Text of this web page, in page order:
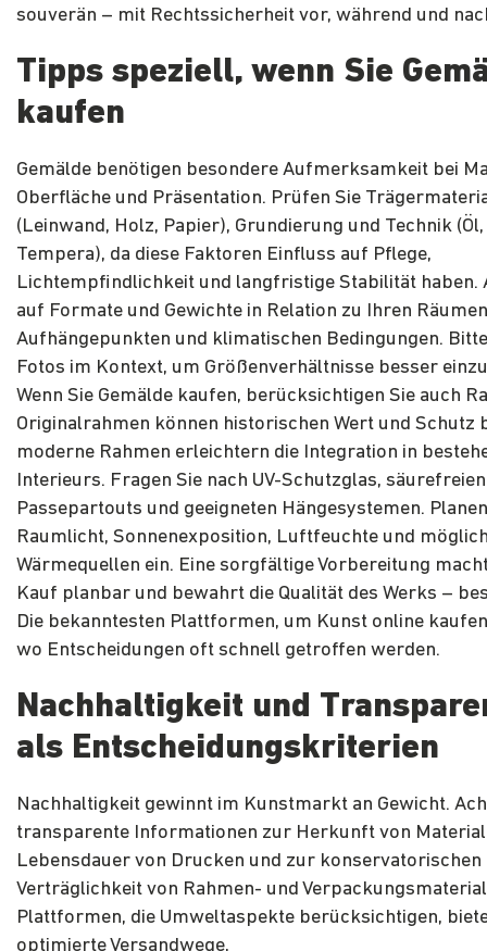
souverän – mit Rechtssicherheit vor, während und
Tipps speziell, wenn Sie
kaufen
Gemälde benötigen besondere Aufmerksamkeit bei
Oberfläche und Präsentation. Prüfen Sie
(Leinwand, Holz, Papier), Grundierung und Technik
Tempera), da diese Faktoren Einfluss auf Pflege,
Lichtempfindlichkeit und langfristige Stabilität haben.
auf Formate und Gewichte in Relation zu Ihren
Aufhängepunkten und klimatischen Bedingungen.
Fotos im Kontext, um Größenverhältnisse besser
Wenn Sie Gemälde kaufen, berücksichtigen Sie auch
Originalrahmen können historischen Wert und Schutz
moderne Rahmen erleichtern die Integration in
Interieurs. Fragen Sie nach UV-Schutzglas, säurefreien
Passepartouts und geeigneten Hängesystemen.
Raumlicht, Sonnenexposition, Luftfeuchte und
Wärmequellen ein. Eine sorgfältige Vorbereitung
Kauf planbar und bewahrt die Qualität des Werks –
Die bekanntesten Plattformen, um Kunst online
wo Entscheidungen oft schnell getroffen werden.
Nachhaltigkeit und
als Entscheidungskriterien
Nachhaltigkeit gewinnt im Kunstmarkt an Gewicht.
transparente Informationen zur Herkunft von
Lebensdauer von Drucken und zur konservatorischen
Verträglichkeit von Rahmen- und
Plattformen, die Umweltaspekte berücksichtigen,
optimierte Versandwege,